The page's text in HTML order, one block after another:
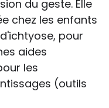
du geste. Elle
chez les enfants
pour
aides
les
(outils